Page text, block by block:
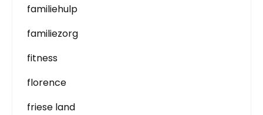
familiehulp
familiezorg
fitness
florence
friese land